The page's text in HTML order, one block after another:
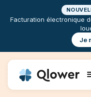
Facturation électronique
Je